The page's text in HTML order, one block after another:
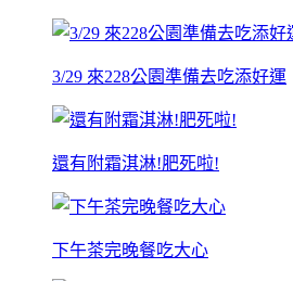
3/29 來228公園準備去吃添好運
還有附霜淇淋!肥死啦!
下午茶完晚餐吃大心